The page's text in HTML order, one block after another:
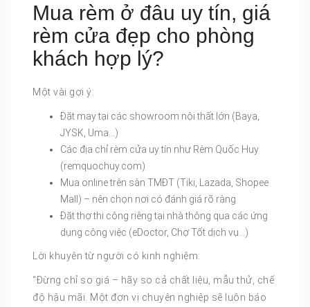
Mua rèm ở đâu uy tín, giá
rèm cửa đẹp cho phòng
khách hợp lý?
Một vài gợi ý:
Đặt may tại các showroom nội thất lớn (Baya,
JYSK, Uma…)
Các địa chỉ rèm cửa uy tín như Rèm Quốc Huy
(remquochuy.com)
Mua online trên sàn TMĐT (Tiki, Lazada, Shopee
Mall) – nên chọn nơi có đánh giá rõ ràng
Đặt thợ thi công riêng tại nhà thông qua các ứng
dụng công việc (eDoctor, Chợ Tốt dịch vụ…)
Lời khuyên từ người có kinh nghiệm:
“Đừng chỉ so giá – hãy so cả chất liệu, mẫu thử, chế
độ hậu mãi. Một đơn vị chuyên nghiệp sẽ luôn báo